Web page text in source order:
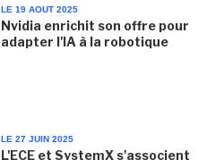
LE 19 AOUT 2025
Nvidia enrichit son offre pour
adapter l'IA à la robotique
LE 27 JUIN 2025
L'ECE et SystemX s'associent